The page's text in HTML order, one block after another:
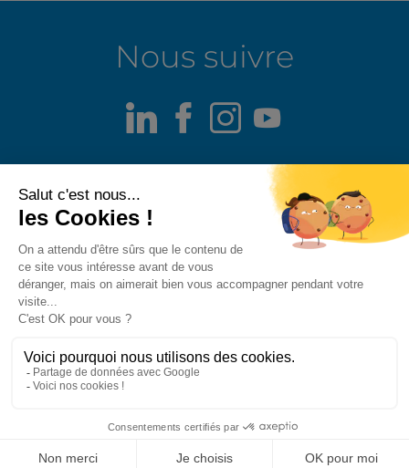
Nous suivre
LinkedIn
Facebook
Instagram
Alerte fraude
Politique de confidentialité
Politique des cookies